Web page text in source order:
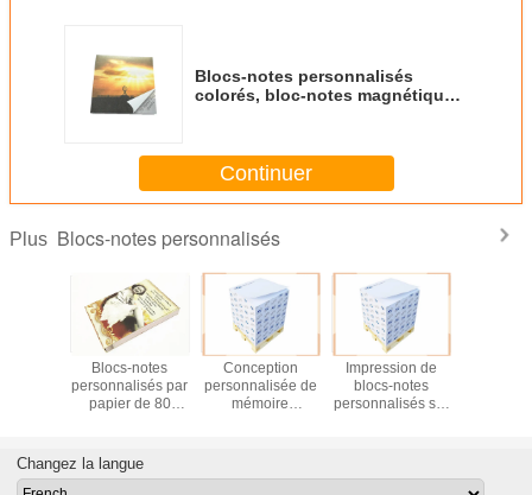
Blocs-notes personnalisés
colorés, bloc-notes magnétique
Continuer
Plus Blocs-notes personnalisés
notes
Blocs-notes
personnalisés par
papier de 80
auto-adhésive de
taille
Conception
personnalisée de
mémoire
impression
Impression de
blocs-notes
personnalisés sur
80 g/m², délai
Changez la langue